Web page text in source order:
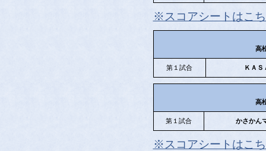
※スコアシートはこ
高
第１試合 ＫＡＳ
高
第１試合 かさかん
※スコアシートはこ